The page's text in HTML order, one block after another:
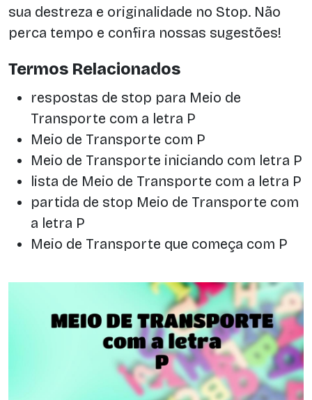
sua destreza e originalidade no Stop. Não
perca tempo e confira nossas sugestões!
Termos Relacionados
respostas de stop para Meio de
Transporte com a letra P
Meio de Transporte com P
Meio de Transporte iniciando com letra P
lista de Meio de Transporte com a letra P
partida de stop Meio de Transporte com
a letra P
Meio de Transporte que começa com P